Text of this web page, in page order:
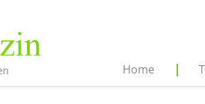
Home